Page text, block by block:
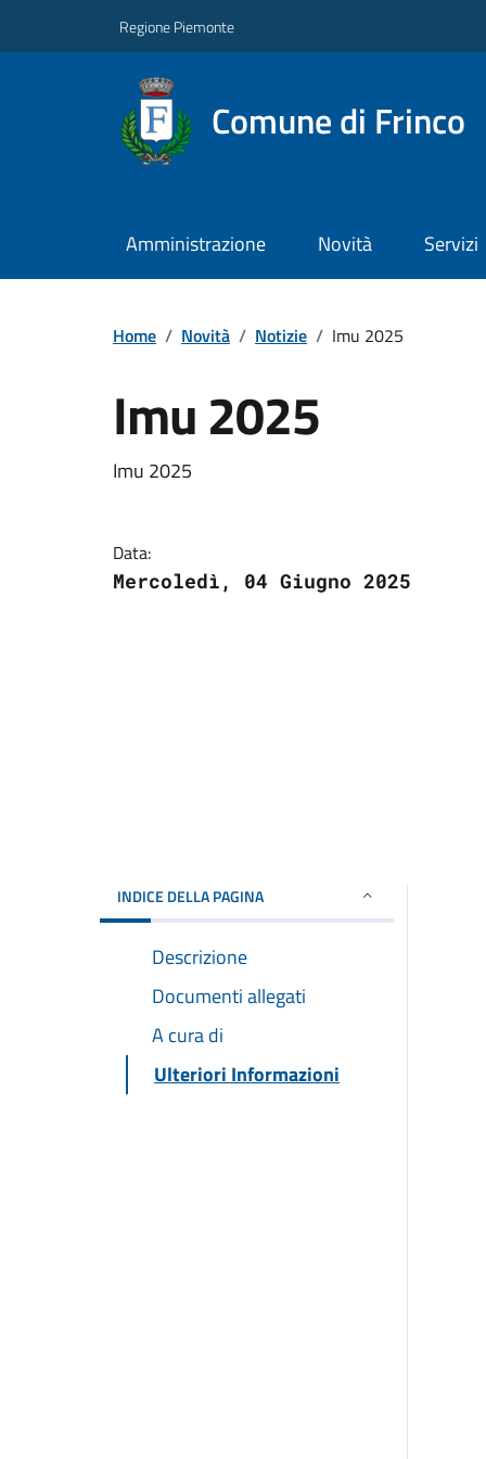
Regione Piemonte
Comune di Frinco
Amministrazione Novità Servizi
Home / Novità / Notizie / Imu 2025
Imu 2025
Imu 2025
Data:
Mercoledì, 04 Giugno 2025
INDICE DELLA PAGINA
Descrizione
Documenti allegati
A cura di
Ulteriori Informazioni